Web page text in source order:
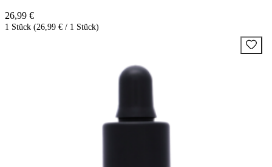
26,99 €
1 Stück (26,99 € / 1 Stück)